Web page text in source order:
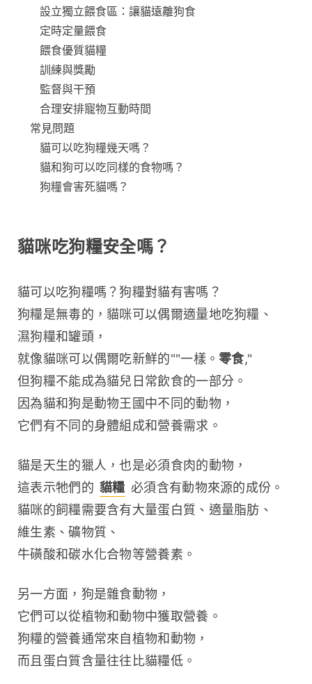
設立獨立餵食區：讓貓遠離狗食
定時定量餵食
餵食優質貓糧
訓練與獎勵
監督與干預
合理安排寵物互動時間
常見問題
貓可以吃狗糧幾天嗎？
貓和狗可以吃同樣的食物嗎？
狗糧會害死貓嗎？
貓咪吃狗糧安全嗎？
貓可以吃狗糧嗎？狗糧對貓有害嗎？
狗糧是無毒的，貓咪可以偶爾適量地吃狗糧、
濕狗糧和罐頭，
就像貓咪可以偶爾吃新鮮的""一樣。零食,"
但狗糧不能成為貓兒日常飲食的一部分。
因為貓和狗是動物王國中不同的動物，
它們有不同的身體組成和營養需求。
貓是天生的獵人，也是必須食肉的動物，
這表示牠們的 貓糧 必須含有動物來源的成份。
貓咪的飼糧需要含有大量蛋白質、適量脂肪、
維生素、礦物質、
牛磺酸和碳水化合物等營養素。
另一方面，狗是雜食動物，
它們可以從植物和動物中獲取營養。
狗糧的營養通常來自植物和動物，
而且蛋白質含量往往比貓糧低。